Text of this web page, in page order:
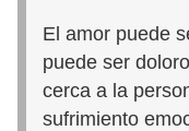
El amor puede
puede ser
cerca a la
sufrimiento